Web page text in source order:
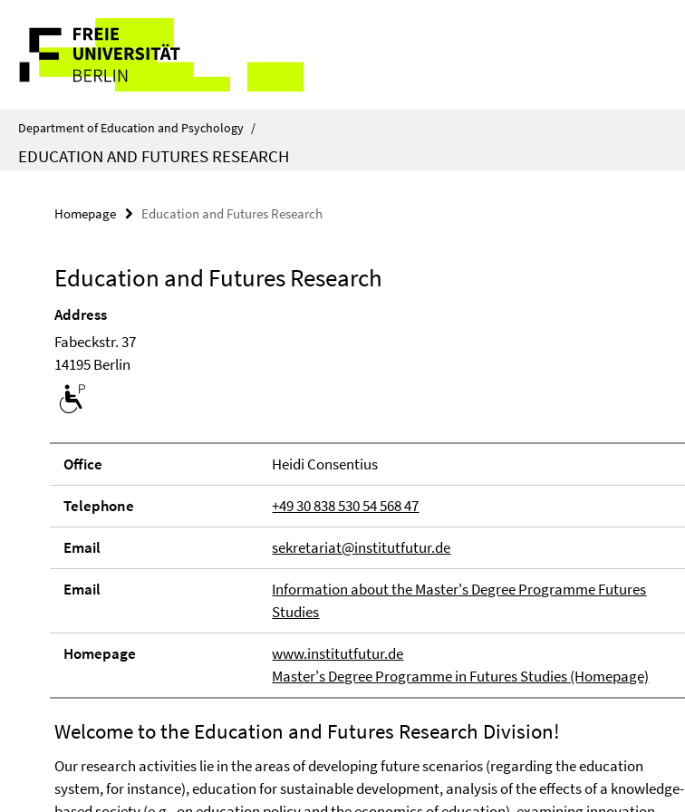
direkt
Inhalt
Service
Navigation
Department of Education and Psychology /
EDUCATION AND FUTURES RESEARCH
Homepage Education and Futures Research
Education and Futures Research
Address
Fabeckstr. 37
14195 Berlin
Office Heidi Consentius
Tele­phone +49 30 838 530 54 568 47
Email sekretariat@institutfutur.de
Email
Information about the Master's Degree Programme Futures
Studies
Home­page
www.institutfutur.de
Master's Degree Programme in Futures Studies (Homepage)
Welcome to the Education and Futures Research Division!
Our research activities lie in the areas of developing future scenarios (regarding the education
system, for instance), education for sustainable development, analysis of the effects of a knowledge-